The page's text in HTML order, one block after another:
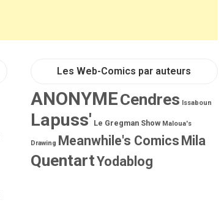
Les Web-Comics par auteurs
ANONYMECendres Issaboun
Lapuss' Le Gregman Show Maloua's
Drawing Meanwhile's Comics Mila
QuentartYodablog